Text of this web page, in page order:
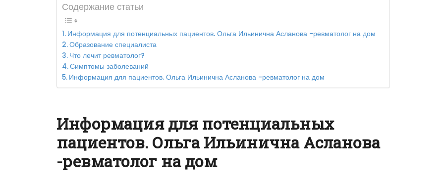
Содержание статьи
Информация для потенциальных пациентов. Ольга Ильинична Асланова -ревматолог на дом
Образование специалиста
Что лечит ревматолог?
Симптомы заболеваний
Информация для пациентов. Ольга Ильинична Асланова -ревматолог на дом
Информация для потенциальных
пациентов. Ольга Ильинична Асланова
-ревматолог на дом